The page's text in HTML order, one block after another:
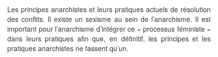
Les principes anarchistes et leurs pratiques actuels de résolution
des conflits. Il existe un sexisme au sein de l’anarchisme. Il est
important pour l’anarchisme d’intégrer ce « processus féministe »
dans leurs pratiques afin que, en définitif, les principes et les
pratiques anarchistes ne fassent qu’un.